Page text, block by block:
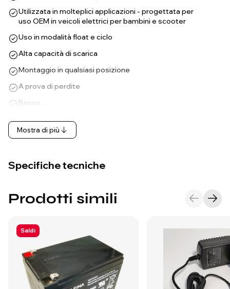
Utilizzata in molteplici applicazioni - progettata per
uso OEM in veicoli elettrici per bambini e scooter
Uso in modalità float e ciclo
Alta capacità di scarica
Montaggio in qualsiasi posizione
A prova di perdite
Basso…
Mostra di più
Specifiche tecniche
Prodotti simili
Saldi